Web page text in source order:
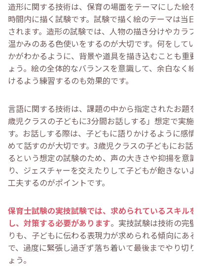
造形に関する技術は、保育の場面をテーマにした絵を制限
時間内に描く試験です。試験で描く絵のテーマは当日に示
されます。造形の試験では、人物の描き分けやカラフルで
温かみのある色使いをするのが大切です。何をしている絵
かがわかるように、背景や道具を描き込むことも重要でし
ょう。絵の全体的なバランスを意識して、余白なく絵を描
けるよう練習するのも効果的です。
言語に関する技術は、課題の中から指定されたお題を「3
歳児クラスの子どもに3分間お話しする」想定で実施しま
す。お話しする際は、子どもに語りかけるように感情をこ
めて話すのが大切です。3歳児クラスの子どもにお話しす
るという想定の試験のため、声の大きさや抑揚を意識した
り、ジェスチャーを交えたりして子どもが飽きないように
工夫するのがポイントです。
保育士試験の実技試験では、求められているスキルを理解
し、対策する必要があります。実技試験は技術の完璧さよ
りも、子どもに伝わる表現力が求められる傾向にあるの
で、過度に緊張し過ぎず落ち着いて最後までやり切りまし
ょう。